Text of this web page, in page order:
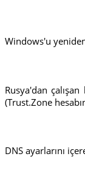
Windows'u
Rusya'dan
(Trust.Zone
DNS ayarlarını